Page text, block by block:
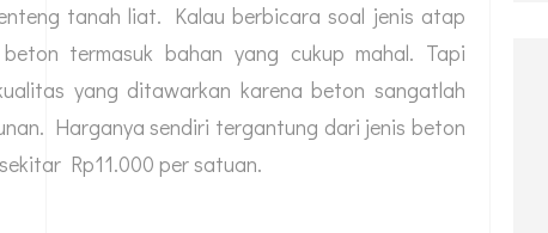
tanah liat. Kalau berbicara soal jenis atap
termasuk bahan yang cukup mahal. Tapi
yang ditawarkan karena beton sangatlah
Harganya sendiri tergantung dari jenis beton
Rp11.000 per satuan.